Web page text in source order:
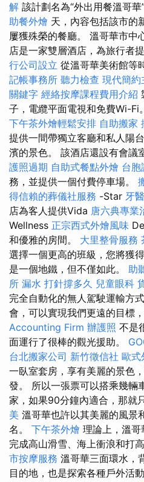
解 該計劃名為“外出用餐溫哥華
助餐外燴 天，內容包括該市的
屢獲殊榮的餐廳。 溫哥華市中
店是一家雙層酒店，為旅行者
行公司設立 從溫哥華美術館等
記帳事務所 聽力檢查 現代簡約
關鍵字 經絡按摩課程費用介紹
子，電纜平面電視和免費Wi-Fi
下午茶外燴輕鬆安排 自助搬家
提供一間帶獨立客廳和私人陽
濱的景色。 該酒店還設有會議
護照過期 自助式餐點外燴 台胞
務，並提供一個付費停車場。
得信賴的葬儀社服務 -Star 牙
店為客人提供Vida 唐六典專業
Wellness 正宗西式外燴風味
和優雅的房間。 大里整骨服務
選擇一個更高的班級，您將獲
是一個地鐵，但不僅如此。 助
所 漏水 打針撐多久 兒童眼科
完全自動化的無人駕駛運輸方
會，可以實現我們更遠的目標
Accounting Firm 辦護照 不是
面運行了很棒的觀光援助。
台北搬家公司 新竹徵信社 歐式
一臥室套房，享有美麗的景色
發。 所以一張票可以搭乘幾輛
家，如果90分鐘內適合，那就
美 溫哥華也許以其美麗的風景
名。 下午茶外燴 理論上，溫
完成高山滑雪、海上衝浪和打
市按摩服務 溫哥華三面環水，
目的地，也是探索各種戶外活